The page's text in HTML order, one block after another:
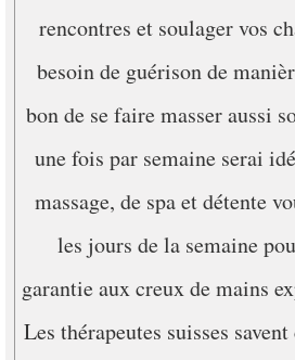
rencontres et soulager vos
besoin de guérison de
bon de se faire masser aussi
une fois par semaine serai
massage, de spa et détente
les jours de la semaine
garantie aux creux de mains
Les thérapeutes suisses